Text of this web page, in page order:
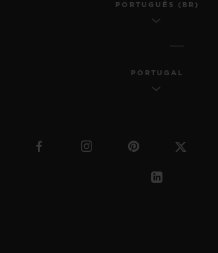
PORTUGUÊS (BR)
PORTUGAL